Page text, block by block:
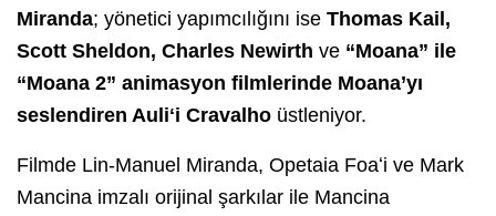
Miranda; yönetici yapımcılığını ise Thomas Kail,
Scott Sheldon, Charles Newirth ve “Moana” ile
“Moana 2” animasyon filmlerinde Moana’yı
seslendiren Auliʻi Cravalho üstleniyor.
Filmde Lin-Manuel Miranda, Opetaia Foaʻi ve Mark
Mancina imzalı orijinal şarkılar ile Mancina